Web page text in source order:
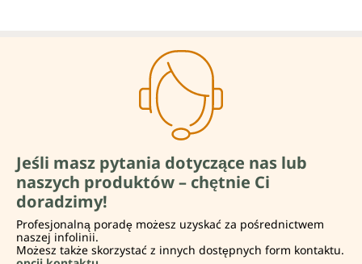
Jeśli masz pytania dotyczące nas lub
naszych produktów – chętnie Ci
doradzimy!
Profesjonalną poradę możesz uzyskać za pośrednictwem
naszej infolinii.
Możesz także skorzystać z innych dostępnych form kontaktu.